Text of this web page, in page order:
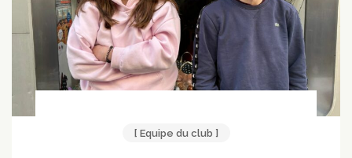
[ Equipe du club ]